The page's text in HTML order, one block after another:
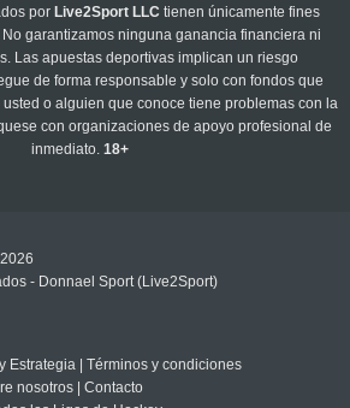
por Live2Sport LLC tienen únicamente fines
garantizamos ninguna ganancia financiera ni
Las apuestas deportivas implican un riesgo
de forma responsable y solo con fondos que
o alguien que conoce tiene problemas con la
con organizaciones de apoyo profesional de
inmediato.18+
- Donnael Sport (Live2Sport)
Estrategia| Términos y condiciones
nosotros| Contacto